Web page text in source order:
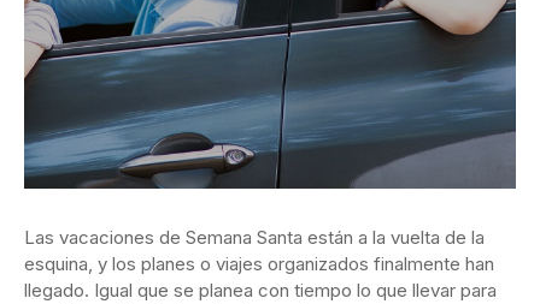
Las vacaciones de Semana Santa están a la vuelta de la
esquina, y los planes o viajes organizados finalmente han
llegado. Igual que se planea con tiempo lo que llevar para